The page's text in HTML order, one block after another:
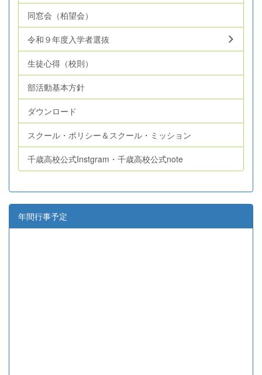
同窓会（柏望会）
令和９年度入学者選抜
生徒心得（校則）
部活動基本方針
ダウンロード
スクール・ポリシー＆スクール・ミッション
千歳高校公式Instgram・千歳高校公式note
年間行事予定